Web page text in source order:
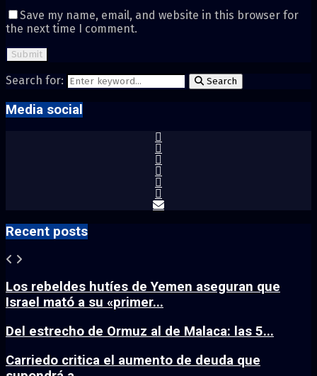
Save my name, email, and website in this browser for
the next time I comment.
Search for: Search
Media social
Recent posts
Los rebeldes hutíes de Yemen aseguran que
Israel mató a su «primer...
Del estrecho de Ormuz al de Malaca: las 5...
Carriedo critica el aumento de deuda que